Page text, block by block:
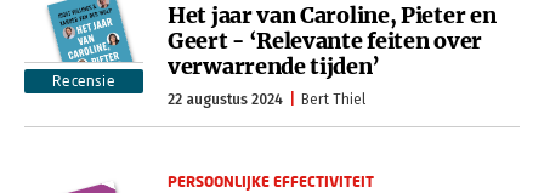
Recensie
Het jaar van Caroline, Pieter en
Geert - ‘Relevante feiten over
verwarrende tijden’
22 augustus 2024 Bert Thiel
PERSOONLIJKE EFFECTIVITEIT